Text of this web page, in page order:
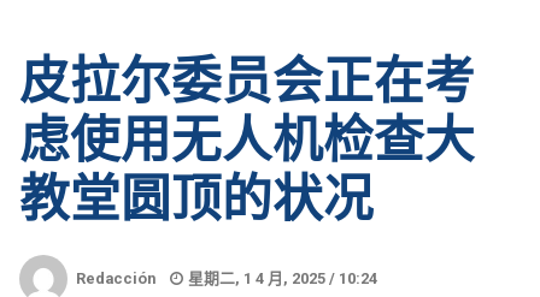
皮拉尔委员会正在考
虑使用无人机检查大
教堂圆顶的状况
Redacción 星期二, 1 4 月, 2025 / 10:24